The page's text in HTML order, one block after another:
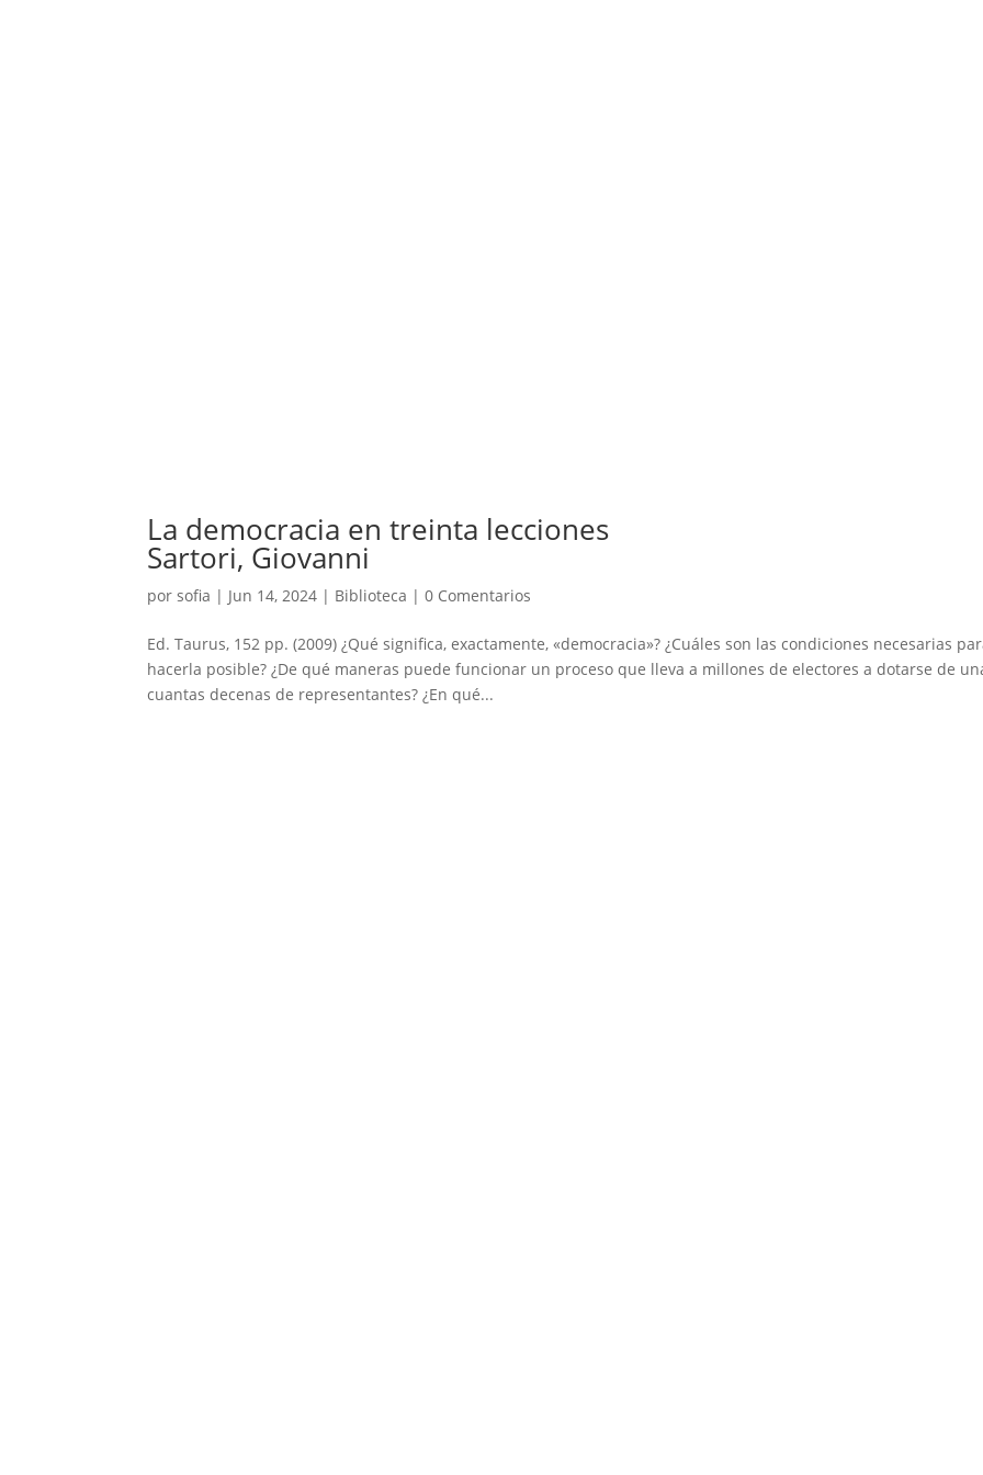
La democracia en treinta lecciones
Sartori, Giovanni
porsofia | Jun 14, 2024 | Biblioteca |0 Comentarios
Ed. Taurus, 152 pp. (2009) ¿Qué significa, exactamente, «democracia»? ¿Cuáles son las condiciones necesarias
hacerla posible? ¿De qué maneras puede funcionar un proceso que lleva a millones de electores a dotarse de
cuantas decenas de representantes? ¿En qué...